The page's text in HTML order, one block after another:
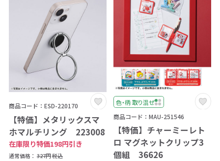
商品コード：ESD-220170
【特価】メタリックスマ
ホマルチリング 223008
在庫限り特価198円引き
通常価格： 327円税込
色・柄 取り混ぜ
商品コード：MAU-251546
【特価】チャーミーレト
ロ マグネットクリップ3
個組 36626